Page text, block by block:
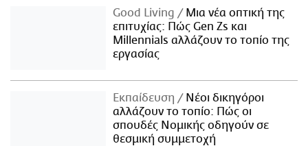
Good Living
Μια νέα οπτική της
επιτυχίας: Πώς Gen Zs και
Millennials αλλάζουν το τοπίο της
εργασίας
Εκπαίδευση
Νέοι δικηγόροι
αλλάζουν το τοπίο: Πώς οι
σπουδές Νομικής οδηγούν σε
θεσμική συμμετοχή